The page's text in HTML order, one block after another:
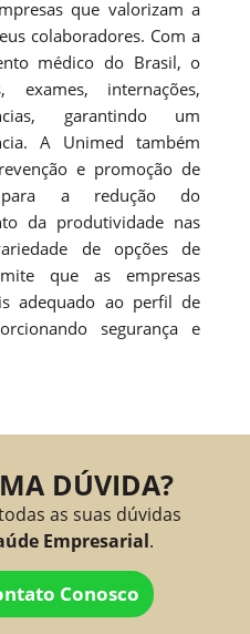
que valorizam a
colaboradores. Com a
médico do Brasil, o
exames, internações,
garantindo um
A Unimed também
e promoção de
para a redução do
da produtividade nas
de opções de
que as empresas
adequado ao perfil de
segurança e
DÚVIDA?
as suas dúvidas
Empresarial.
Conosco